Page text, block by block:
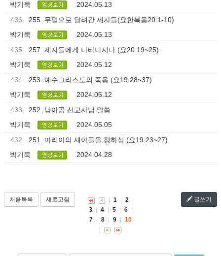
박기묵
2024.05.13
436
255. 무덤으로 달려간 제자들(요한복음20:1-10)
박기묵
2024.05.13
435
257. 제자들에게 나타나시다 (요20:19~25)
박기묵
2024.05.12
434
253. 예수그리스도의 죽음 (요19:28~37)
박기묵
2024.05.12
433
252. 남아공 선교사님 말씀
박기묵
2024.05.05
432
251. 마리아의 새아들을 정하심 (요19:23~27)
박기묵
2024.04.28
처음목록 새로고침 글쓰기
1
2
3
4 5
6
7
8 9 10